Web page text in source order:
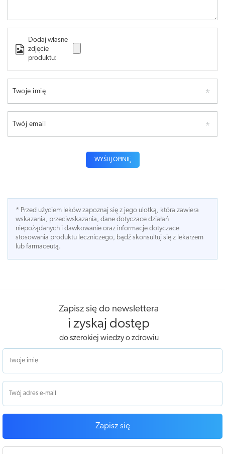
Dodaj własne
zdjęcie
produktu:
Twoje imię
Twój email
WYŚLIJ OPINIĘ
* Przed użyciem leków zapoznaj się z jego ulotką, która zawiera
wskazania, przeciwskazania, dane dotyczace działań
niepożądanych i dawkowanie oraz informacje dotyczace
stosowania produktu leczniczego, bądź skonsultuj się z lekarzem
lub farmaceutą.
Zapisz się do newslettera
i zyskaj dostęp
do szerokiej wiedzy o zdrowiu
Zapisz się